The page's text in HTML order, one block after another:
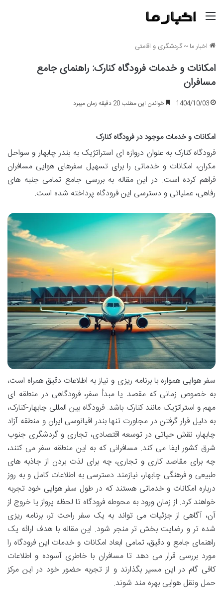
اخبار ما~گردشگری و اقامتی
امکانات و خدمات فرودگاه کنارک: راهنمای جامع
مسافران
1404/10/03 خواندن این مطلب 20 دقیقه زمان میبرد
امکانات و خدمات موجود در فرودگاه کنارک
فرودگاه کنارک به عنوان دروازه ای استراتژیک به بندر چابهار و سواحل
مکران، امکانات و خدماتی را برای تسهیل سفرهای هوایی مسافران
فراهم کرده است. در این مقاله به بررسی جامع تمامی جنبه های
رفاهی، عملیاتی و دسترسی این فرودگاه پرداخته شده است.
سفر هوایی همواره با برنامه ریزی و نیاز به اطلاعات دقیق همراه است،
به خصوص زمانی که مقصد یا مبدأ سفر، فرودگاهی در منطقه ای
مهم و استراتژیک مانند کنارک باشد. فرودگاه بین المللی چابهار-کنارک،
به دلیل قرار گرفتن در مجاورت تنها بندر اقیانوسی ایران و منطقه آزاد
چابهار، نقش حیاتی در توسعه اقتصادی، تجاری و گردشگری جنوب
شرق کشور ایفا می کند. مسافرانی که به این منطقه سفر می کنند،
چه برای مقاصد کاری و تجاری، چه برای لذت بردن از جاذبه های
طبیعی و فرهنگی چابهار، نیازمند دسترسی به اطلاعات کامل و به روز
درباره امکانات و خدماتی هستند که در طول سفر هوایی خود تجربه
خواهند کرد. از زمان ورود به محوطه فرودگاه تا لحظه پرواز یا خروج از
آن، آگاهی از جزئیات می تواند به یک سفر راحت تر، برنامه ریزی
شده تر و رضایت بخش تر منجر شود. این مقاله با هدف ارائه یک
راهنمای جامع و دقیق، تمامی ابعاد امکانات و خدمات این فرودگاه را
مورد بررسی قرار می دهد تا مسافران با خاطری آسوده و اطلاعات
کافی گام در این مسیر بگذارند و از تجربه حضور خود در این مرکز
حمل ونقل هوایی بهره مند شوند.